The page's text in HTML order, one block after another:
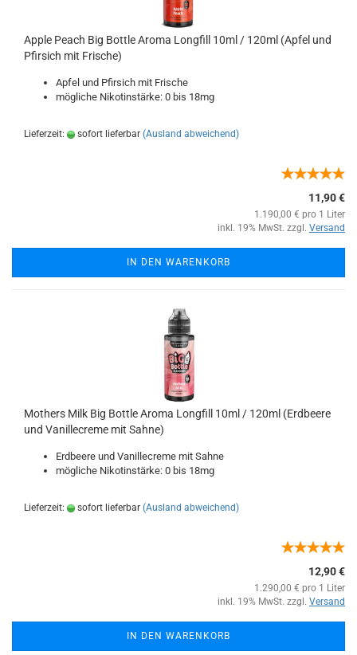
Apple Peach Big Bottle Aroma Longfill 10ml / 120ml (Apfel und
Pfirsich mit Frische)
Apfel und Pfirsich mit Frische
mögliche Nikotinstärke: 0 bis 18mg
Lieferzeit: sofort lieferbar (Ausland abweichend)
11,90 €
1.190,00 € pro 1 Liter
inkl. 19% MwSt. zzgl. Versand
IN DEN WARENKORB
Mothers Milk Big Bottle Aroma Longfill 10ml / 120ml (Erdbeere
und Vanillecreme mit Sahne)
Erdbeere und Vanillecreme mit Sahne
mögliche Nikotinstärke: 0 bis 18mg
Lieferzeit: sofort lieferbar (Ausland abweichend)
12,90 €
1.290,00 € pro 1 Liter
inkl. 19% MwSt. zzgl. Versand
IN DEN WARENKORB